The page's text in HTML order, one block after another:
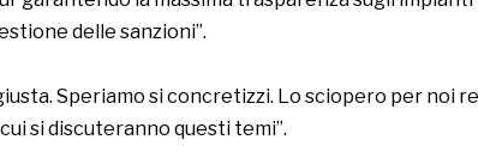
delle sanzioni”.
Speriamo si concretizzi. Lo sciopero per
si discuteranno questi temi”.